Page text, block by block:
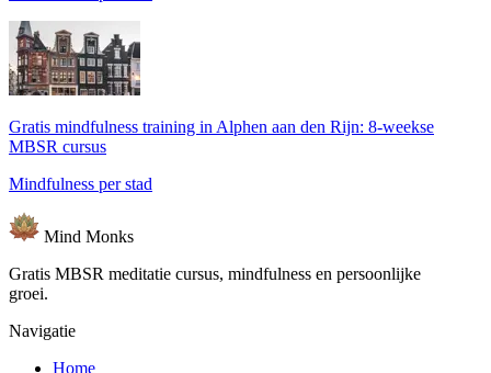
Gratis mindfulness training in Alphen aan den Rijn: 8-weekse
MBSR cursus
Mindfulness per stad
Mind Monks
Gratis MBSR meditatie cursus, mindfulness en persoonlijke
groei.
Navigatie
Home